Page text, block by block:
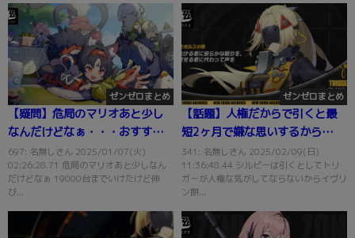
ゼンゼロまとめ
【疑問】危局のマリオあと少し
なんだけどなぁ・・・おすすめ
のパーティーある？
697: 名無しさん 2025/01/07(火)
02:26:28.71 危局のマリオあと少しなん
だけどなぁ 19000台までいけたけど伸
び...
ゼンゼロまとめ
【話題】人権だからで引くと最
短2ヶ月で嫌な思いするから
な・・・
341: 名無しさん 2025/02/09(日)
11:36:48.44 シルビーは引くとしてトリ
ガーが人権な気がしてならないからイヴリ
ン餅...